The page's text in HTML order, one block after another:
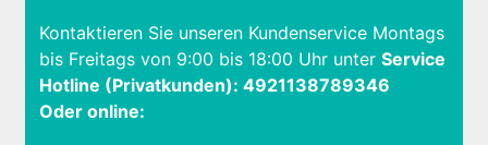
Kontaktieren Sie unseren Kundenservice Montags
bis Freitags von 9:00 bis 18:00 Uhr unter Service
Hotline (Privatkunden): 4921138789346
Oder online: